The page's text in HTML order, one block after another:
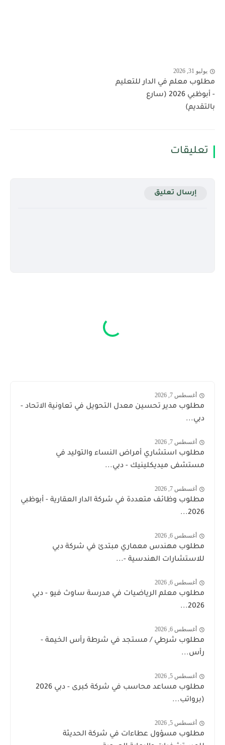
يوليو 31, 2026
مطلوب معلم في الدار للتعليم
- أبوظبي 2026 (سارع
بالتقديم)
تعليقات
إرسال تعليق
أغسطس 7, 2026
مطلوب مدير تحسين معدل التحويل في تعاونية الاتحاد -
دبي...
أغسطس 7, 2026
مطلوب استشاري أمراض النساء والتوليد في
مستشفى ميديكلينيك - دبي...
أغسطس 7, 2026
مطلوب وظائف متعددة في شركة الدار العقارية - أبوظبي
2026...
أغسطس 6, 2026
مطلوب مهندس معماري مبتدئ في شركة دبي
للاستشارات الهندسية -...
أغسطس 6, 2026
مطلوب معلم الرياضيات في مدرسة ساوث فيو - دبي
2026...
أغسطس 6, 2026
مطلوب شرطي / مستجد في شرطة رأس الخيمة -
رأس...
أغسطس 5, 2026
مطلوب مساعد محاسب في شركة كبرى - دبي 2026
(برواتب...
أغسطس 5, 2026
مطلوب مسؤول عطاءات في شركة الحديثة